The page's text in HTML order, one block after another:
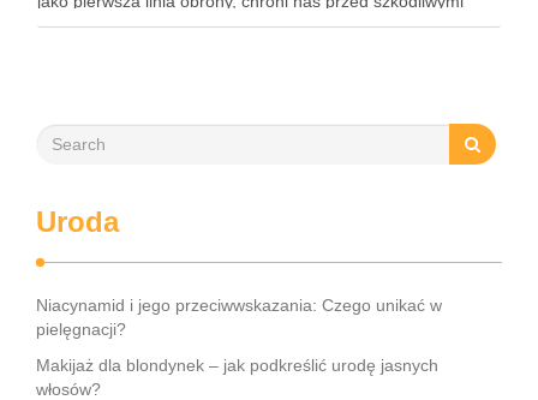
czynnikami zewnętrznymi, a nawilżająca skóra właściwa,
Uroda
Niacynamid i jego przeciwwskazania: Czego unikać w
pielęgnacji?
Makijaż dla blondynek – jak podkreślić urodę jasnych
włosów?